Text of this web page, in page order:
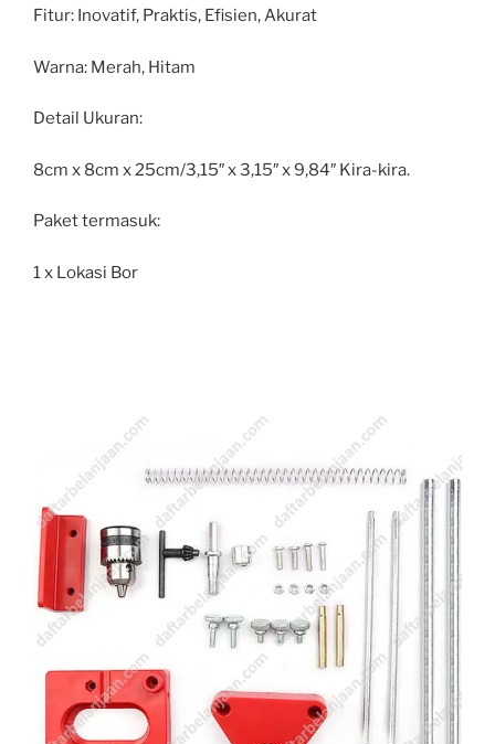
Fitur: Inovatif, Praktis, Efisien, Akurat
Warna: Merah, Hitam
Detail Ukuran:
8cm x 8cm x 25cm/3,15″ x 3,15″ x 9,84″ Kira-kira.
Paket termasuk:
1 x Lokasi Bor